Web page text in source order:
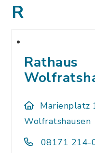
R
Rathaus
Marienplatz
Wolfratshausen
08171 214-